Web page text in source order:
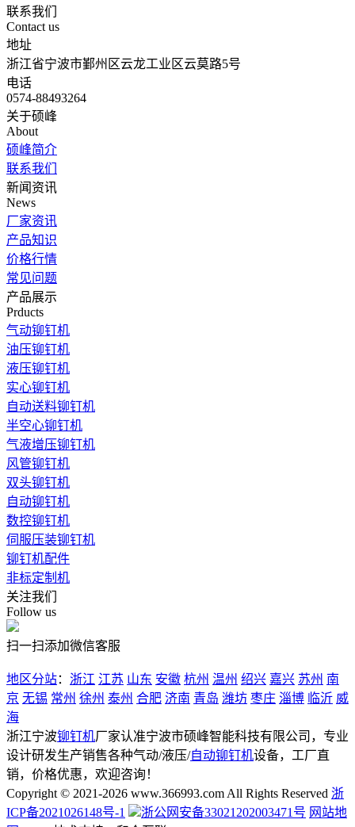
联系我们
Contact us
地址
浙江省宁波市鄞州区云龙工业区云莫路5号
电话
0574-88493264
关于硕峰
About
硕峰简介
联系我们
新闻资讯
News
厂家资讯
产品知识
价格行情
常见问题
产品展示
Prducts
气动铆钉机
油压铆钉机
液压铆钉机
实心铆钉机
自动送料铆钉机
半空心铆钉机
气液增压铆钉机
风管铆钉机
双头铆钉机
自动铆钉机
数控铆钉机
伺服压装铆钉机
铆钉机配件
非标定制机
关注我们
Follow us
扫一扫添加微信客服
地区分站： 浙江 江苏 山东 安徽 杭州 温州 绍兴 嘉兴 苏州 南
京 无锡 常州 徐州 泰州 合肥 济南 青岛 潍坊 枣庄 淄博 临沂 威
海
浙江宁波铆钉机厂家认准宁波市硕峰智能科技有限公司，专业
设计研发生产销售各种气动/液压/自动铆钉机设备，工厂直
销，价格优惠，欢迎咨询！
Copyright © 2021-2026 www.366993.com All Rights Reserved 浙
ICP备2021026148号-1
浙公网安备33021202003471号 网站地